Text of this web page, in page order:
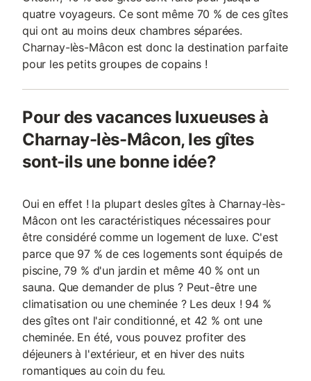
quatre voyageurs. Ce sont même 70 % de ces gîtes
qui ont au moins deux chambres séparées.
Charnay-lès-Mâcon est donc la destination parfaite
pour les petits groupes de copains !
Pour des vacances luxueuses à
Charnay-lès-Mâcon, les gîtes
sont-ils une bonne idée?
Oui en effet ! la plupart desles gîtes à Charnay-lès-
Mâcon ont les caractéristiques nécessaires pour
être considéré comme un logement de luxe. C'est
parce que 97 % de ces logements sont équipés de
piscine, 79 % d'un jardin et même 40 % ont un
sauna. Que demander de plus ? Peut-être une
climatisation ou une cheminée ? Les deux ! 94 %
des gîtes ont l'air conditionné, et 42 % ont une
cheminée. En été, vous pouvez profiter des
déjeuners à l'extérieur, et en hiver des nuits
romantiques au coin du feu.